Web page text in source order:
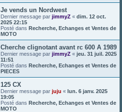
Je vends un Nordwest
Dernier message par jimmyZ « dim. 12 oct.
2025 22:15
Posté dans Recherche, Echanges et Ventes de
MOTO
Cherche clignotant avant rc 600 A 1989
Dernier message par jimmyZ « jeu. 31 juil. 2025
11:51
Posté dans Recherche, Echanges et Ventes de
PIECES
125 CX
Dernier message par juju « lun. 6 janv. 2025
19:05
Posté dans Recherche, Echanges et Ventes de
MOTO